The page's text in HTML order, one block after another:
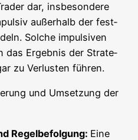
dar, ins­be­son­de­re
außer­halb der fest­
Sol­che impul­si­ven
das Ergeb­nis der Stra­te­
zu Ver­lus­ten führen.
und Umset­zung der
Regel­be­fol­gung: Eine